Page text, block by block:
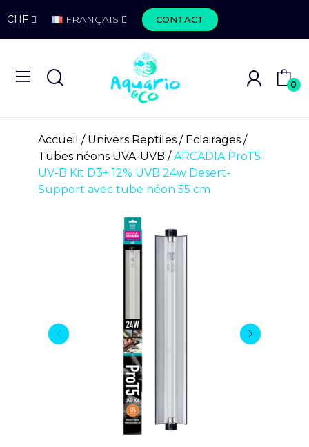
CHF FRANÇAIS CONTACT
0
Accueil Univers Reptiles
Eclairages
Tubes néons UVA-UVB
ARCADIA ProT5
UV-B Kit D3+ 12% UVB 24w Desert-
Support avec tube néon 55 cm